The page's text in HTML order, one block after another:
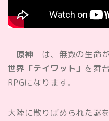
『原神』は、無数の生命
世界「テイワット」 を舞
RPGになります。
大陸に散りばめられた謎